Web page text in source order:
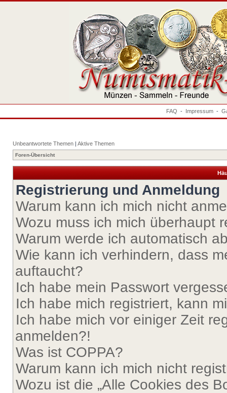
FAQ - Impressum -
Unbeantwortete Themen | Aktive Themen
Foren-Übersicht
Registrierung und Anmeldung
Warum kann ich mich nicht
Wozu muss ich mich überhaupt
Warum werde ich automatisch
Wie kann ich verhindern, dass
auftaucht?
Ich habe mein Passwort
Ich habe mich registriert, kann
Ich habe mich vor einiger Zeit
anmelden?!
Was ist COPPA?
Warum kann ich mich nicht
Wozu ist die „Alle Cookies des